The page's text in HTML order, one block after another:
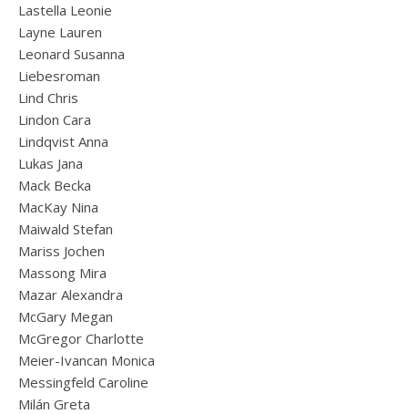
Lastella Leonie
Layne Lauren
Leonard Susanna
Liebesroman
Lind Chris
Lindon Cara
Lindqvist Anna
Lukas Jana
Mack Becka
MacKay Nina
Maiwald Stefan
Mariss Jochen
Massong Mira
Mazar Alexandra
McGary Megan
McGregor Charlotte
Meier-Ivancan Monica
Messingfeld Caroline
Milán Greta